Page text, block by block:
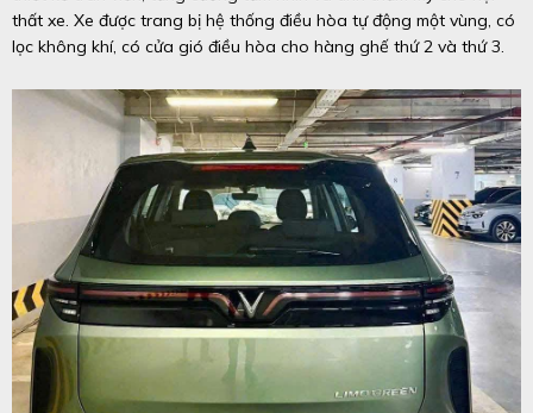
thất xe. Xe được trang bị hệ thống điều hòa tự động một vùng, có
lọc không khí, có cửa gió điều hòa cho hàng ghế thứ 2 và thứ 3.